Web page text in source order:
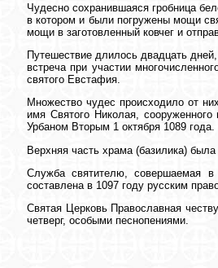
Чудесно сохранившаяся гробница
в котором и были погружены мощи
мощи в заготовленный ковчег и
Путешествие длилось двадцать
встреча при участии
святого Евстафия.
Множество чудес происходило от
имя Святого Николая,
Урбаном Вторым 1 октября 1089 года.
Верхняя часть храма (базилика)
Служба святителю,
составлена в 1097 году русским
Святая Церковь Православная
четверг, особыми песнопениями.